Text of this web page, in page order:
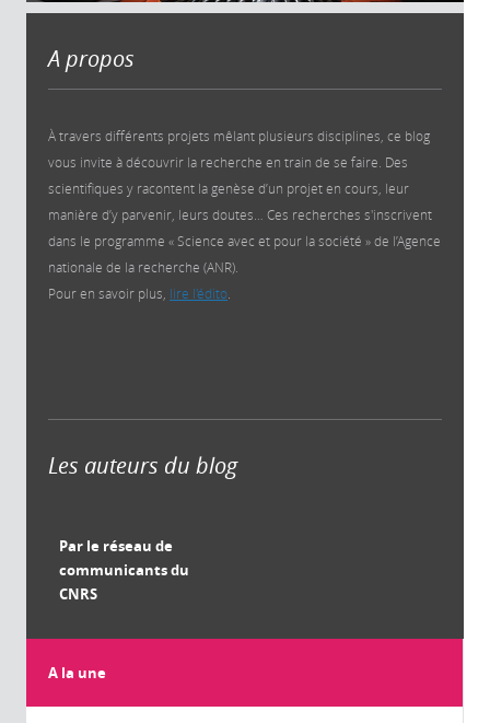
A propos
À travers différents projets mêlant plusieurs disciplines, ce blog
vous invite à découvrir la recherche en train de se faire. Des
scientifiques y racontent la genèse d’un projet en cours, leur
manière d’y parvenir, leurs doutes… Ces recherches s'inscrivent
dans le programme « Science avec et pour la société » de l’Agence
nationale de la recherche (ANR).
Pour en savoir plus, lire l'édito
Les auteurs du blog
Par le réseau de
communicants du
CNRS
A la une